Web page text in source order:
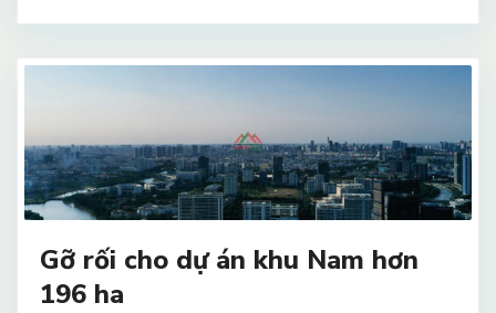
Gỡ rối cho dự án khu Nam hơn
196 ha